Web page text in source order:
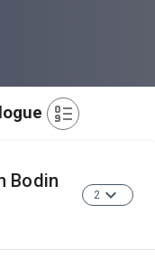
Bodin
2